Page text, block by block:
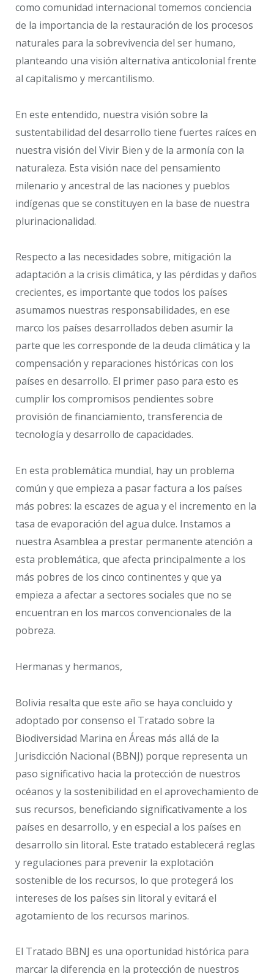
como comunidad internacional tomemos conciencia
de la importancia de la restauración de los procesos
naturales para la sobrevivencia del ser humano,
planteando una visión alternativa anticolonial frente
al capitalismo y mercantilismo.
En este entendido, nuestra visión sobre la
sustentabilidad del desarrollo tiene fuertes raíces en
nuestra visión del Vivir Bien y de la armonía con la
naturaleza. Esta visión nace del pensamiento
milenario y ancestral de las naciones y pueblos
indígenas que se constituyen en la base de nuestra
plurinacionalidad.
Respecto a las necesidades sobre, mitigación la
adaptación a la crisis climática, y las pérdidas y daños
crecientes, es importante que todos los países
asumamos nuestras responsabilidades, en ese
marco los países desarrollados deben asumir la
parte que les corresponde de la deuda climática y la
compensación y reparaciones históricas con los
países en desarrollo. El primer paso para esto es
cumplir los compromisos pendientes sobre
provisión de financiamiento, transferencia de
tecnología y desarrollo de capacidades.
En esta problemática mundial, hay un problema
común y que empieza a pasar factura a los países
más pobres: la escazes de agua y el incremento en la
tasa de evaporación del agua dulce. Instamos a
nuestra Asamblea a prestar permanente atención a
esta problemática, que afecta principalmente a los
más pobres de los cinco continentes y que ya
empieza a afectar a sectores sociales que no se
encuentran en los marcos convencionales de la
pobreza.
Hermanas y hermanos,
Bolivia resalta que este año se haya concluido y
adoptado por consenso el Tratado sobre la
Biodiversidad Marina en Áreas más allá de la
Jurisdicción Nacional (BBNJ) porque representa un
paso significativo hacia la protección de nuestros
océanos y la sostenibilidad en el aprovechamiento de
sus recursos, beneficiando significativamente a los
países en desarrollo, y en especial a los países en
desarrollo sin litoral. Este tratado establecerá reglas
y regulaciones para prevenir la explotación
sostenible de los recursos, lo que protegerá los
intereses de los países sin litoral y evitará el
agotamiento de los recursos marinos.
El Tratado BBNJ es una oportunidad histórica para
marcar la diferencia en la protección de nuestros